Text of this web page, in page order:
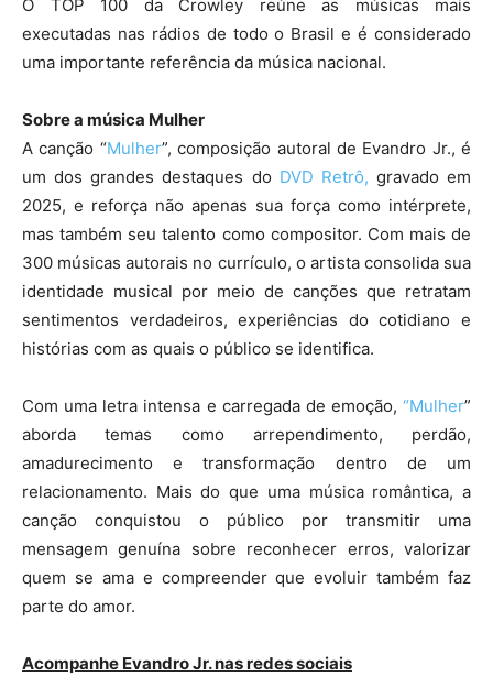
O TOP 100 da Crowley reúne as músicas mais
executadas nas rádios de todo o Brasil e é considerado
uma importante referência da música nacional.
Sobre a música Mulher
A canção “Mulher”, composição autoral de Evandro Jr., é
um dos grandes destaques do DVD Retrô, gravado em
2025, e reforça não apenas sua força como intérprete,
mas também seu talento como compositor. Com mais de
300 músicas autorais no currículo, o artista consolida sua
identidade musical por meio de canções que retratam
sentimentos verdadeiros, experiências do cotidiano e
histórias com as quais o público se identifica.
Com uma letra intensa e carregada de emoção, “Mulher”
aborda temas como arrependimento, perdão,
amadurecimento e transformação dentro de um
relacionamento. Mais do que uma música romântica, a
canção conquistou o público por transmitir uma
mensagem genuína sobre reconhecer erros, valorizar
quem se ama e compreender que evoluir também faz
parte do amor.
Acompanhe Evandro Jr. nas redes sociais